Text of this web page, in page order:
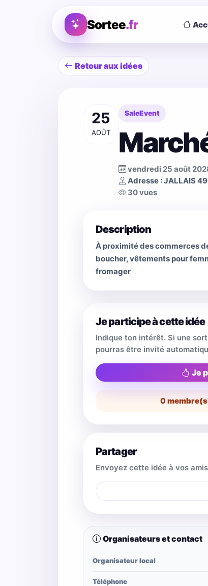
Sortee.fr
Retour aux idées
25
AOÛT
SaleEvent
vendredi 25 août
Adresse : JALLAIS
30 vues
Description
À proximité des commerces
boucher, vêtements pour
fromager
Je participe à cette idée
Indique ton intérêt. Si une
pourras être invité
Je
0
Partager
Envoyez cette idée à vos
Organisateurs et contact
Organisateur local
Téléphone